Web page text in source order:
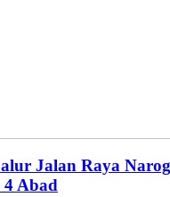
Jalan Raya
4 Abad